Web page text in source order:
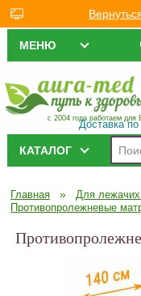
МЕНЮ
с 2004 года работаем для
Доставка
КАТАЛОГ
Главная » Для
Противопролежневые